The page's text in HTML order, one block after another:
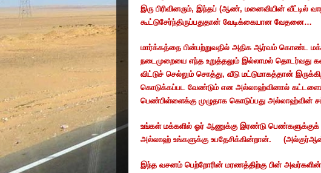
இரு பிரிவினரும், இந்தப் (ஆண், மனைவியின் வீட்டில்
கூட்டுசேர்ந்திருப்பதுதான் வேடிக்கையான வேதனை…
மார்க்கத்தை பின்பற்றுவதில் அதிக ஆர்வம் கொண்ட
நடைமுறையை எந்த உறுத்தலும் இல்லாமல் தொடர்வது
விட்டுச் செல்லும் சொத்து, வீடு மட்டுமாகத்தான்
கொடுக்கப்பட வேண்டும் என அல்லாஹ்வினால்
பெண்பிள்ளைக்கு முழுதாக கொடுப்பது அல்லாஹ்வின்
உங்கள் மக்களில் ஓர் ஆணுக்கு இரண்டு பெண்களுக்குக்
அல்லாஹ் உங்களுக்கு உபதேசிக்கின்றான். (
இந்த வசனம் பெற்றோரின் மரணத்திற்கு பின் அவர்களின்